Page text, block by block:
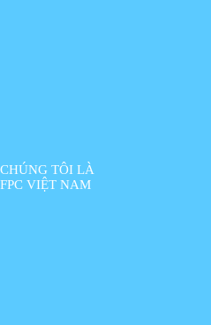
CHÚNG TÔI LÀ
FPC VIỆT NAM